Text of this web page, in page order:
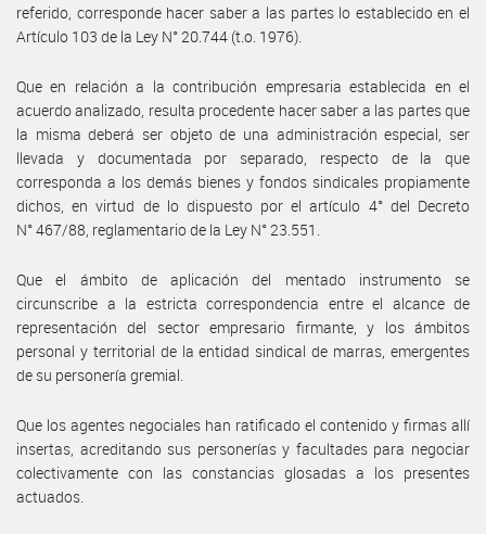
referido, corresponde hacer saber a las partes lo establecido en el
Artículo 103 de la Ley N° 20.744 (t.o. 1976).
Que en relación a la contribución empresaria establecida en el
acuerdo analizado, resulta procedente hacer saber a las partes que
la misma deberá ser objeto de una administración especial, ser
llevada y documentada por separado, respecto de la que
corresponda a los demás bienes y fondos sindicales propiamente
dichos, en virtud de lo dispuesto por el artículo 4° del Decreto
N° 467/88, reglamentario de la Ley N° 23.551.
Que el ámbito de aplicación del mentado instrumento se
circunscribe a la estricta correspondencia entre el alcance de
representación del sector empresario firmante, y los ámbitos
personal y territorial de la entidad sindical de marras, emergentes
de su personería gremial.
Que los agentes negociales han ratificado el contenido y firmas allí
insertas, acreditando sus personerías y facultades para negociar
colectivamente con las constancias glosadas a los presentes
actuados.